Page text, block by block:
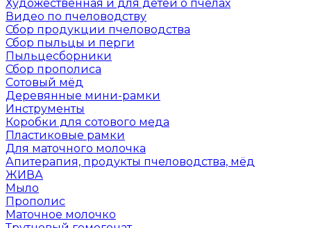
Художественная и для детей о пчелах
Видео по пчеловодству
Сбор продукции пчеловодства
Сбор пыльцы и перги
Пыльцесборники
Сбор прополиса
Сотовый мёд
Деревянные мини-рамки
Инструменты
Коробки для сотового меда
Пластиковые рамки
Для маточного молочка
Апитерапия, продукты пчеловодства, мёд
ЖИВА
Мыло
Прополис
Маточное молочко